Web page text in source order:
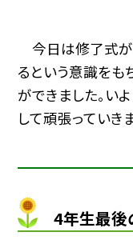
今日は修了式が
るという意識をも
ができました。い
して頑張っていき
4年生最後